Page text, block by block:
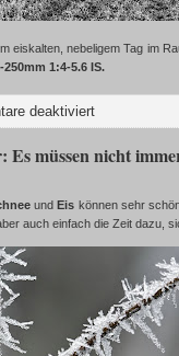
eiskalten, nebeligem Tag im
1:4-5.6 IS.
deaktiviert
müssen nicht
undEis können sehr
auch einfach die Zeit dazu,